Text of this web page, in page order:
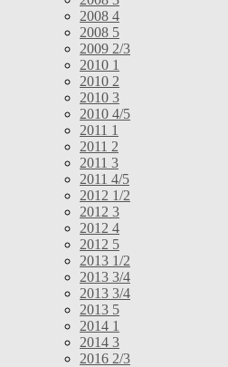
2008 4
2008 5
2009 2/3
2010 1
2010 2
2010 3
2010 4/5
2011 1
2011 2
2011 3
2011 4/5
2012 1/2
2012 3
2012 4
2012 5
2013 1/2
2013 3/4
2013 3/4
2013 5
2014 1
2014 3
2016 2/3